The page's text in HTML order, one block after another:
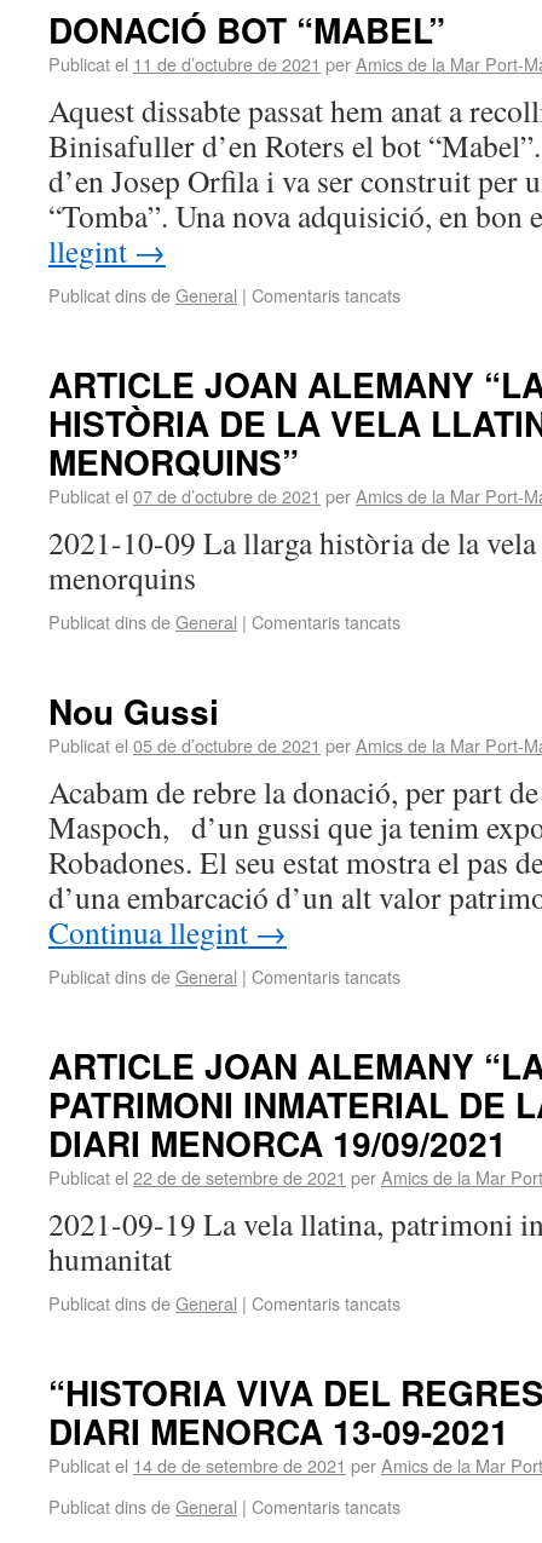
DONACIÓ BOT “MABEL”
Publicat el 11 de d’octubre de 2021 perAmics de la Mar Port-
Aquest dissabte passat hem anat a
Binisafuller d’en Roters el bot
d’en Josep Orfila i va ser construit per
“Tomba”. Una nova adquisició, en
llegint →
Publicat dins deGeneral | Comentaris tancats
ARTICLE JOAN ALEMANY
HISTÒRIA DE LA VELA
MENORQUINS”
Publicat el 07 de d’octubre de 2021 perAmics de la Mar Port-
2021-10-09 La llarga història de la
menorquins
Publicat dins deGeneral | Comentaris tancats
Nou Gussi
Publicat el 05 de d’octubre de 2021 perAmics de la Mar Port-
Acabam de rebre la donació, per part
Maspoch, d’un gussi que ja tenim
Robadones. El seu estat mostra el pas
d’una embarcació d’un alt valor
Continua llegint →
Publicat dins deGeneral | Comentaris tancats
ARTICLE JOAN ALEMANY
PATRIMONI INMATERIAL DE
DIARI MENORCA 19/09/2021
Publicat el 22 de de setembre de 2021 perAmics de la Mar
2021-09-19 La vela llatina, patrimoni
humanitat
Publicat dins deGeneral | Comentaris tancats
“HISTORIA VIVA DEL
DIARI MENORCA 13-09-2021
Publicat el 14 de de setembre de 2021 perAmics de la Mar
Publicat dins deGeneral | Comentaris tancats